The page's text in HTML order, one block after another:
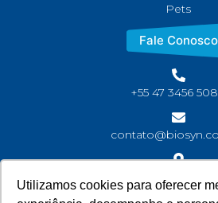
Utilizamos cookies para oferecer
Pets
Fale Conosco
+55 47 3456
Rua João Jaime Faria, S/N Bairro
CEP: 89245-